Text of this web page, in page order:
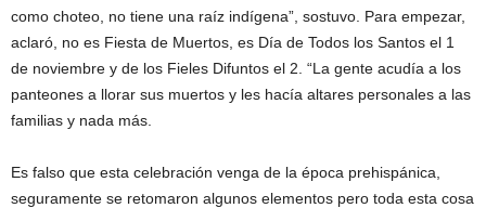
como choteo, no tiene una raíz indígena”, sostuvo. Para empezar,
aclaró, no es Fiesta de Muertos, es Día de Todos los Santos el 1
de noviembre y de los Fieles Difuntos el 2. “La gente acudía a los
panteones a llorar sus muertos y les hacía altares personales a las
familias y nada más.
Es falso que esta celebración venga de la época prehispánica,
seguramente se retomaron algunos elementos pero toda esta cosa